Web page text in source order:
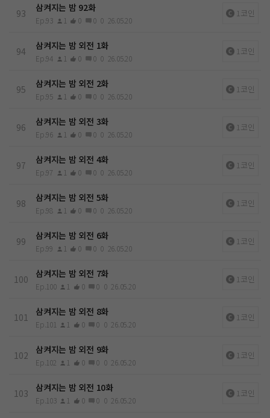
93 삼켜지는 밤 92화
Ep.93 1 0 0 0 26.05.20
1코인
94 삼켜지는 밤 외전 1화
Ep.94 1 0 0 0 26.05.20
1코인
95 삼켜지는 밤 외전 2화
Ep.95 1 0 0 0 26.05.20
1코인
96 삼켜지는 밤 외전 3화
Ep.96 1 0 0 0 26.05.20
1코인
97 삼켜지는 밤 외전 4화
Ep.97 1 0 0 0 26.05.20
1코인
98 삼켜지는 밤 외전 5화
Ep.98 1 0 0 0 26.05.20
1코인
99 삼켜지는 밤 외전 6화
Ep.99 1 0 0 0 26.05.20
1코인
100 삼켜지는 밤 외전 7화
Ep.100 1 0 0 0 26.05.20
1코인
101 삼켜지는 밤 외전 8화
Ep.101 1 0 0 0 26.05.20
1코인
102 삼켜지는 밤 외전 9화
Ep.102 1 0 0 0 26.05.20
1코인
103 삼켜지는 밤 외전 10화
Ep.103 1 0 0 0 26.05.20
1코인